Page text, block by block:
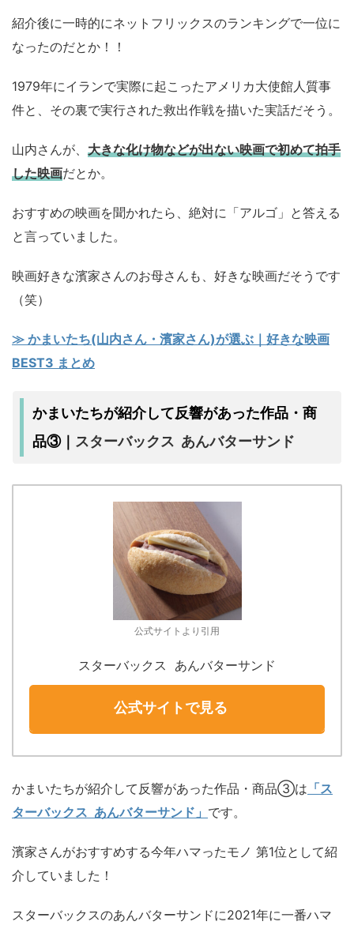
紹介後に一時的にネットフリックスのランキングで一位に
なったのだとか！！
1979年にイランで実際に起こったアメリカ大使館人質事
件と、その裏で実行された救出作戦を描いた実話だそう。
山内さんが、 大きな化け物などが出ない映画で初めて拍手
した映画だとか。
おすすめの映画を聞かれたら、絶対に「アルゴ」と答える
と言っていました。
映画好きな濱家さんのお母さんも、好きな映画だそうです
（笑）
≫ かまいたち(山内さん・濱家さん)が選ぶ｜好きな映画
BEST3 まとめ
かまいたちが紹介して反響があった作品・商
品③｜ スターバックス あんバターサンド
公式サイトより引用
スターバックス あんバターサンド
公式サイトで見る
かまいたちが紹介して反響があった作品・商品③は 「ス
ターバックス あんバターサンド」 です。
濱家さんがおすすめする今年ハマったモノ 第1位として紹
介していました！
スターバックスのあんバターサンドに2021年に一番ハマ